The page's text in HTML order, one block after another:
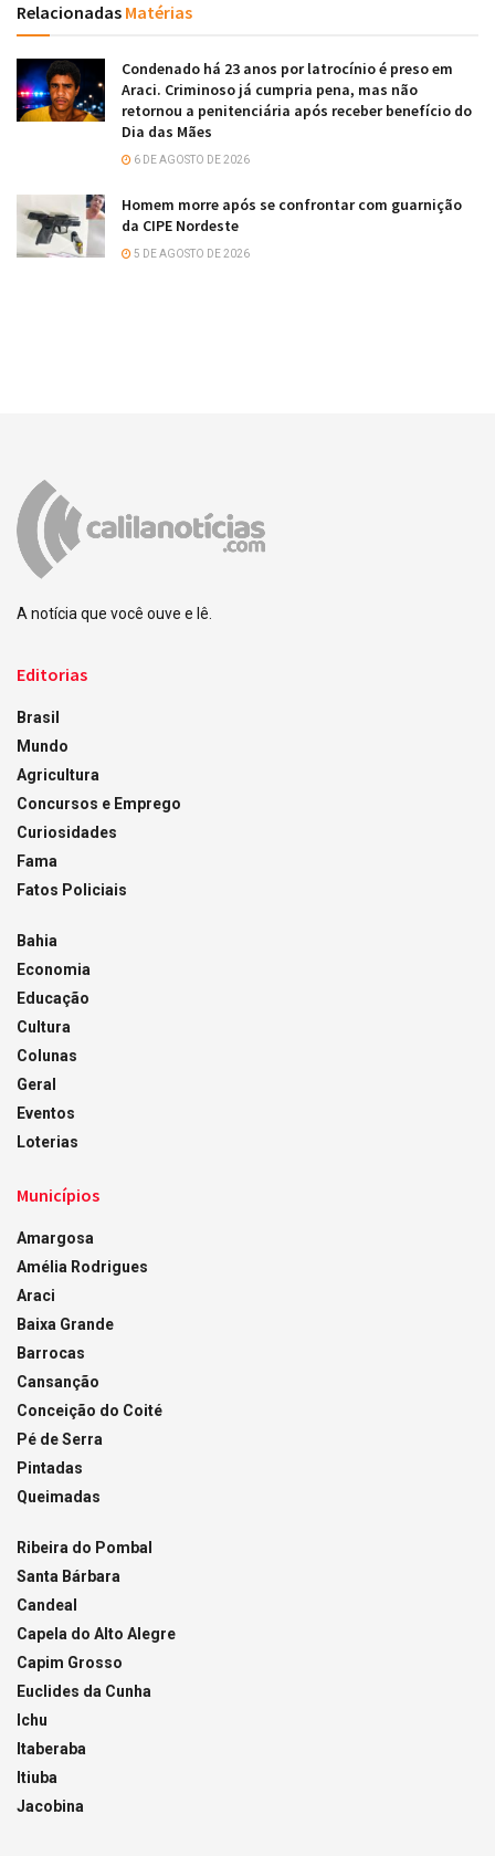
Relacionadas Matérias
Condenado há 23 anos por latrocínio é preso em
Araci. Criminoso já cumpria pena, mas não
retornou a penitenciária após receber benefício do
Dia das Mães
6 DE AGOSTO DE 2026
Homem morre após se confrontar com guarnição
da CIPE Nordeste
5 DE AGOSTO DE 2026
A notícia que você ouve e lê.
Editorias
Brasil
Mundo
Agricultura
Concursos e Emprego
Curiosidades
Fama
Fatos Policiais
Bahia
Economia
Educação
Cultura
Colunas
Geral
Eventos
Loterias
Municípios
Amargosa
Amélia Rodrigues
Araci
Baixa Grande
Barrocas
Cansanção
Conceição do Coité
Pé de Serra
Pintadas
Queimadas
Ribeira do Pombal
Santa Bárbara
Candeal
Capela do Alto Alegre
Capim Grosso
Euclides da Cunha
Ichu
Itaberaba
Itiuba
Jacobina